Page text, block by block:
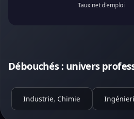
Taux net d'emploi
Débouchés : univers
Industrie, Chimie